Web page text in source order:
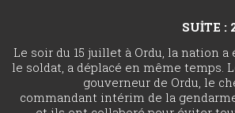
SUİTE :
Le soir du 15 juillet à Ordu, la nation
le soldat, a déplacé en même temps.
gouverneur de Ordu, le
commandant intérim de la